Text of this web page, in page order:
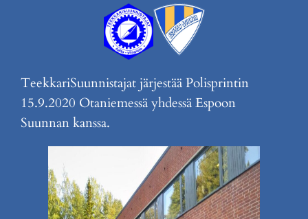
TeekkariSuunnistajat järjestää Polisprintin
15.9.2020 Otaniemessä yhdessä Espoon
Suunnan kanssa.